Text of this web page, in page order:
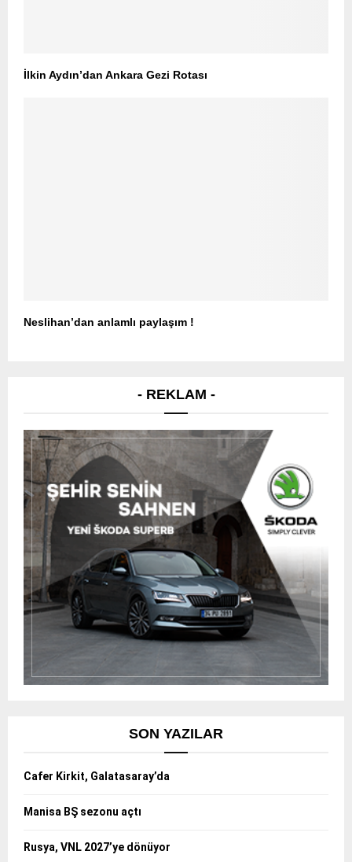
İlkin Aydın’dan Ankara Gezi Rotası
Neslihan’dan anlamlı paylaşım !
- REKLAM -
SON YAZILAR
Cafer Kirkit, Galatasaray’da
Manisa BŞ sezonu açtı
Rusya, VNL 2027’ye dönüyor